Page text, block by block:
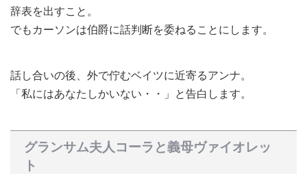
辞表を出すこと。
でもカーソンは伯爵に話判断を委ねることにします。
話し合いの後、外で佇むベイツに近寄るアンナ。
「私にはあなたしかいない・・」と告白します。
グランサム夫人コーラと義母ヴァイオレッ
ト